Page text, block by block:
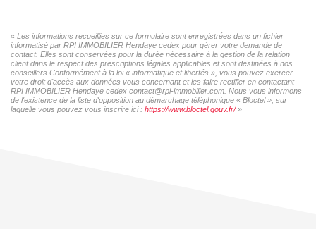
« Les informations recueillies sur ce formulaire sont enregistrées dans un fichier
informatisé par RPI IMMOBILIER Hendaye cedex pour gérer votre demande de
contact. Elles sont conservées pour la durée nécessaire à la gestion de la relation
client dans le respect des prescriptions légales applicables et sont destinées à nos
conseillers Conformément à la loi « informatique et libertés », vous pouvez exercer
votre droit d'accès aux données vous concernant et les faire rectifier en contactant
RPI IMMOBILIER Hendaye cedex contact@rpi-immobilier.com. Nous vous informons
de l'existence de la liste d'opposition au démarchage téléphonique « Bloctel », sur
laquelle vous pouvez vous inscrire ici : https://www.bloctel.gouv.fr/»